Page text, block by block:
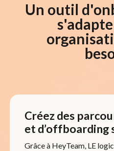
Un outil
Créez des
et d’offboarding
Grâce à HeyTeam, LE